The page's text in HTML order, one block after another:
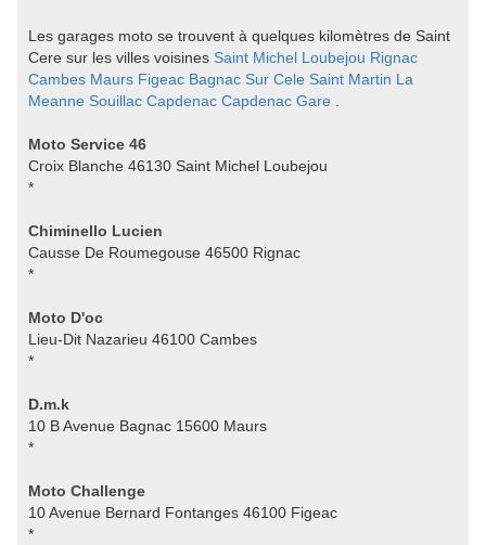
Les garages moto se trouvent à quelques kilomètres de Saint
Cere sur les villes voisines Saint Michel Loubejou Rignac
Cambes Maurs Figeac Bagnac Sur Cele Saint Martin La
Meanne Souillac Capdenac Capdenac Gare .
Moto Service 46
Croix Blanche 46130 Saint Michel Loubejou
*
Chiminello Lucien
Causse De Roumegouse 46500 Rignac
*
Moto D'oc
Lieu-Dit Nazarieu 46100 Cambes
*
D.m.k
10 B Avenue Bagnac 15600 Maurs
*
Moto Challenge
10 Avenue Bernard Fontanges 46100 Figeac
*